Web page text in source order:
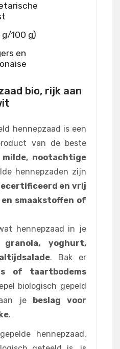
100 g)
en
bio, rijk aan
hennepzaad is een
van de beste
milde, nootachtige
hennepzaden zijn
en vrij
smaakstoffen of
hennepzaad in je
granola, yoghurt,
. Bak er
of taartbodems
biologisch gepeld
je beslag voor
.
hennepzaad,